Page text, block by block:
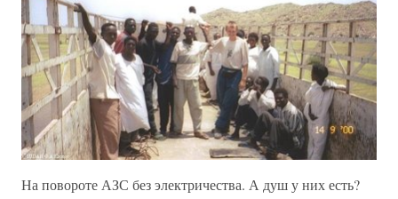
На повороте АЗС без электричества. А душ у них есть?